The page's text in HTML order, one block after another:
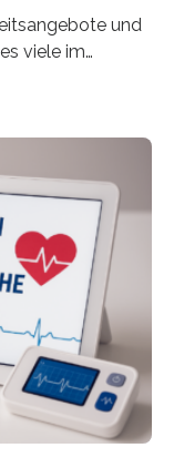
und
viele im
Inhalten?
Dresden
Patientinnen
bietet sie
um deren
MiHUBx ist